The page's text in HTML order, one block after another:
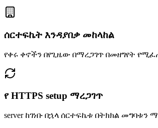
ሰርተፍኬት እንዳያበቃ መከላከል
የቀሩ ቀኖችን በየጊዜው በማረጋገጥ በመዘግየት
የ HTTPS setup ማረጋገጥ
server ከገነቡ በኋላ ሰርተፍኬቱ በትክክል መግባቱን